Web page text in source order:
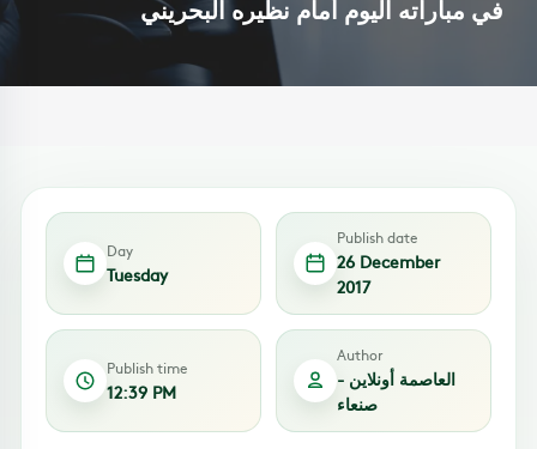
في مباراته اليوم أمام نظيره البحريني
Day
Tuesday
Publish date
26 December
2017
Publish time
12:39 PM
Author
العاصمة أونلاين -
صنعاء